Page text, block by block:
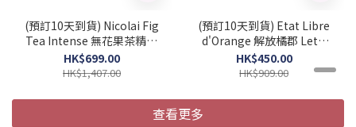
(預訂10天到貨) Nicolai Fig
Tea Intense 無花果茶精粹
中性濃香水 100ml (簡裝)
(2026 新款)
HK$699.00
HK$1,407.00
(預訂10天到貨) Etat Libre
d'Orange 解放橘郡 Let's
Pretend 陪我演完 中性濃
香水 50ml (2026 新款)
3760168594281)
HK$450.00
HK$909.00
查看更多